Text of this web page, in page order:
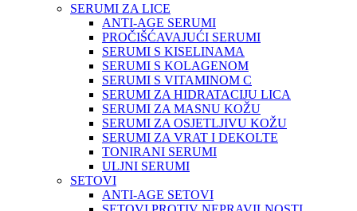
SERUMI ZA LICE
ANTI-AGE SERUMI
PROČIŠĆAVAJUĆI SERUMI
SERUMI S KISELINAMA
SERUMI S KOLAGENOM
SERUMI S VITAMINOM C
SERUMI ZA HIDRATACIJU LICA
SERUMI ZA MASNU KOŽU
SERUMI ZA OSJETLJIVU KOŽU
SERUMI ZA VRAT I DEKOLTE
TONIRANI SERUMI
ULJNI SERUMI
SETOVI
ANTI-AGE SETOVI